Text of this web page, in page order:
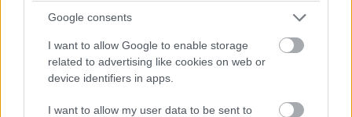
Google consents
I want to allow Google to enable storage
related to advertising like cookies on web or
device identifiers in apps.
I want to allow my user data to be sent to
Juan-Pablo Montoya és Ralf Schumacher is
elismerte, hogy saját hibájukból csapódtak a
falnak a gyakorlások során.